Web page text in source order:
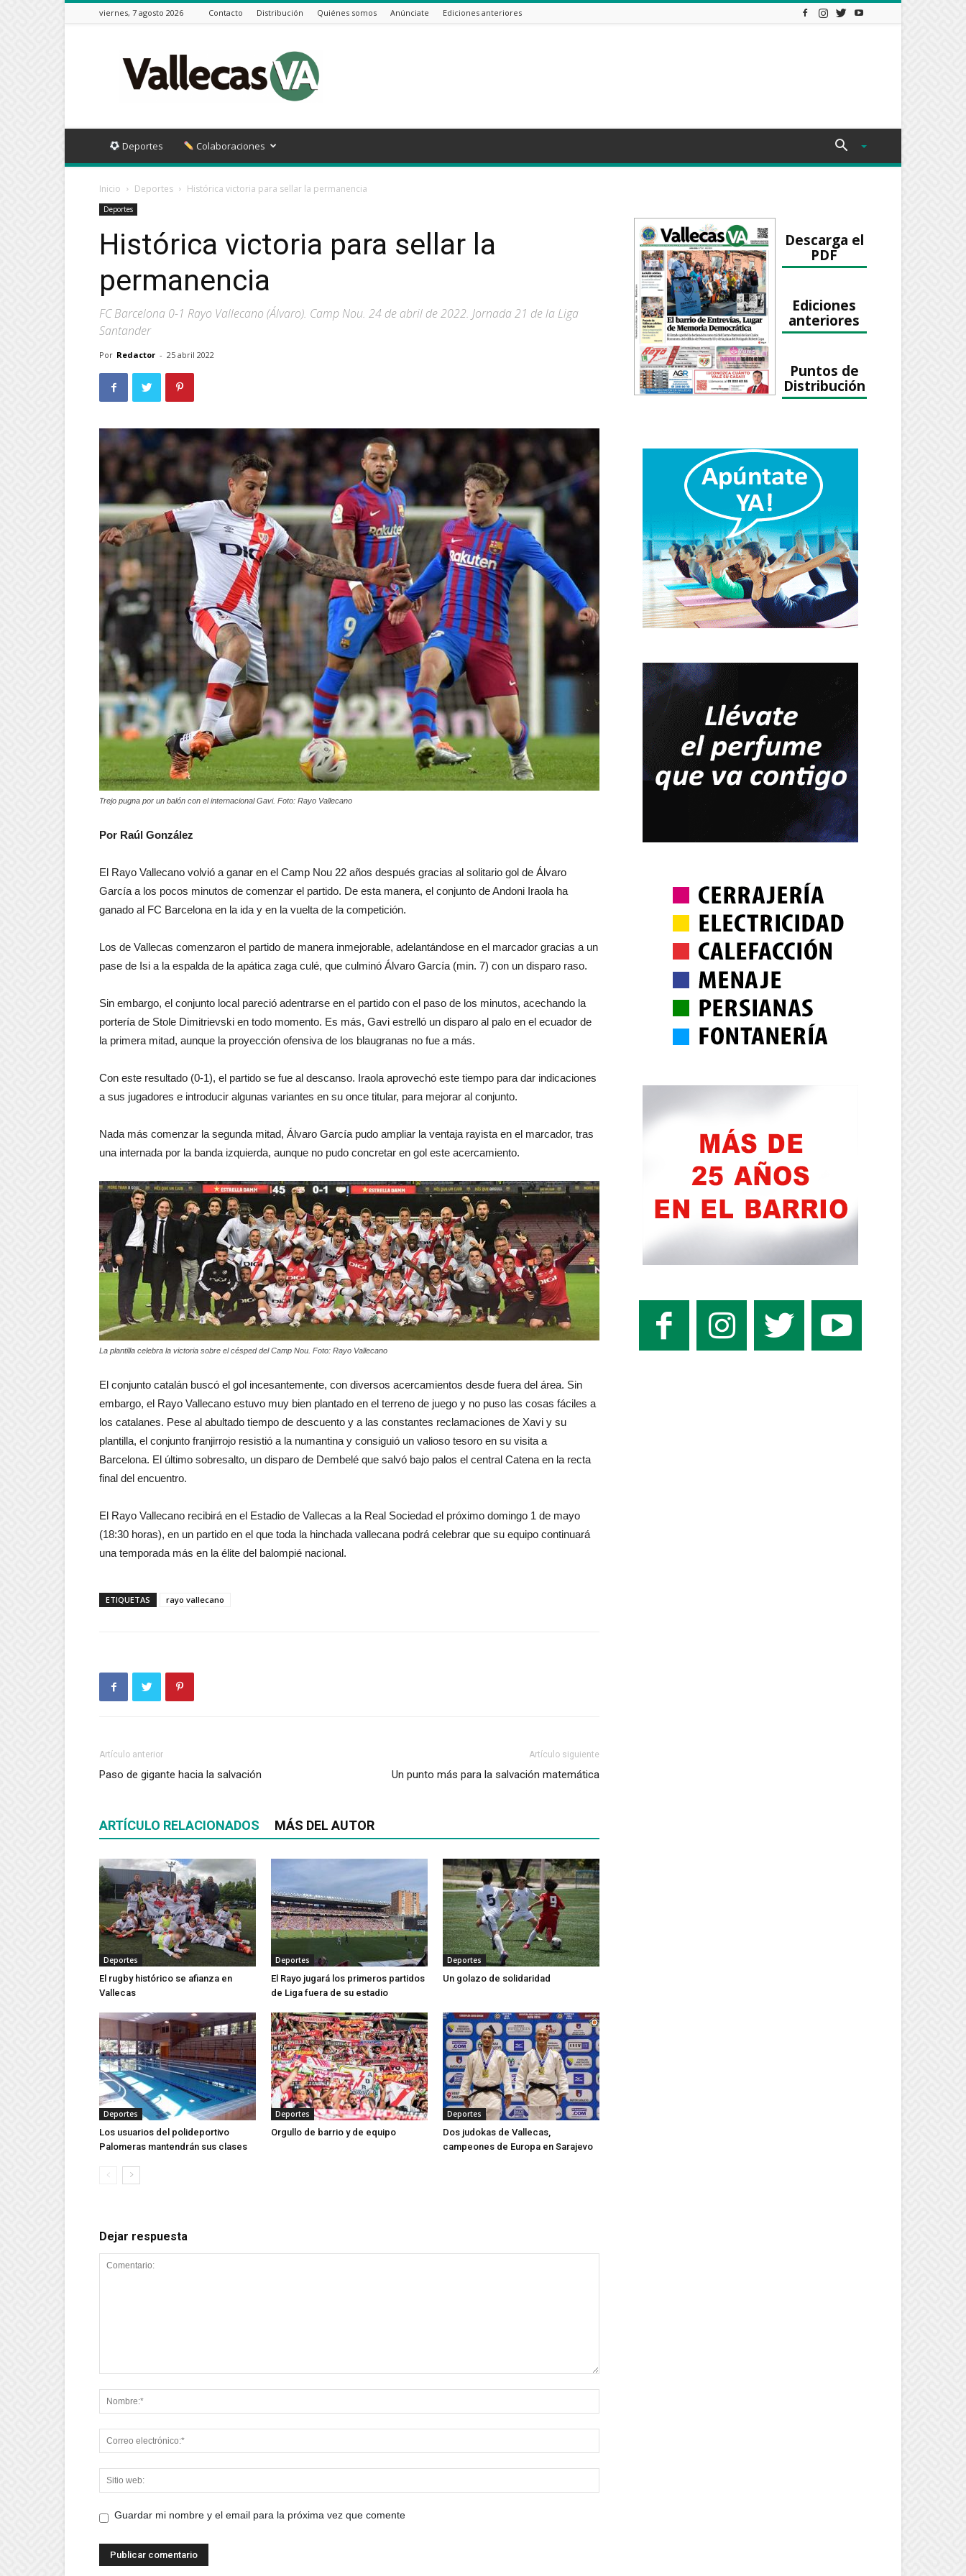
viernes, 7 agosto 2026 Contacto Distribución Quiénes somos Anúnciate Ediciones anteriores
VA
Deportes Colaboraciones
Inicio Deportes Histórica victoria para sellar la permanencia
Deportes
Histórica victoria para sellar la
permanencia
FC Barcelona 0-1 Rayo Vallecano (Álvaro). Camp Nou. 24 de abril de 2022. Jornada 21 de la Liga
Santander
Por Redactor - 25 abril 2022
Trejo pugna por un balón con el internacional Gavi. Foto: Rayo Vallecano
Por Raúl González
El Rayo Vallecano volvió a ganar en el Camp Nou 22 años después gracias al solitario gol de Álvaro
García a los pocos minutos de comenzar el partido. De esta manera, el conjunto de Andoni Iraola ha
ganado al FC Barcelona en la ida y en la vuelta de la competición.
Los de Vallecas comenzaron el partido de manera inmejorable, adelantándose en el marcador gracias a un
pase de Isi a la espalda de la apática zaga culé, que culminó Álvaro García (min. 7) con un disparo raso.
Sin embargo, el conjunto local pareció adentrarse en el partido con el paso de los minutos, acechando la
portería de Stole Dimitrievski en todo momento. Es más, Gavi estrelló un disparo al palo en el ecuador de
la primera mitad, aunque la proyección ofensiva de los blaugranas no fue a más.
Con este resultado (0-1), el partido se fue al descanso. Iraola aprovechó este tiempo para dar indicaciones
a sus jugadores e introducir algunas variantes en su once titular, para mejorar al conjunto.
Nada más comenzar la segunda mitad, Álvaro García pudo ampliar la ventaja rayista en el marcador, tras
una internada por la banda izquierda, aunque no pudo concretar en gol este acercamiento.
La plantilla celebra la victoria sobre el césped del Camp Nou. Foto: Rayo Vallecano
El conjunto catalán buscó el gol incesantemente, con diversos acercamientos desde fuera del área. Sin
embargo, el Rayo Vallecano estuvo muy bien plantado en el terreno de juego y no puso las cosas fáciles a
los catalanes. Pese al abultado tiempo de descuento y a las constantes reclamaciones de Xavi y su
plantilla, el conjunto franjirrojo resistió a la numantina y consiguió un valioso tesoro en su visita a
Barcelona. El último sobresalto, un disparo de Dembelé que salvó bajo palos el central Catena en la recta
final del encuentro.
El Rayo Vallecano recibirá en el Estadio de Vallecas a la Real Sociedad el próximo domingo 1 de mayo
(18:30 horas), en un partido en el que toda la hinchada vallecana podrá celebrar que su equipo continuará
una temporada más en la élite del balompié nacional.
ETIQUETAS rayo vallecano
Artículo anterior
Paso de gigante hacia la salvación
Artículo siguiente
Un punto más para la salvación matemática
ARTÍCULO RELACIONADOS MÁS DEL AUTOR
Deportes
El rugby histórico se afianza en
Vallecas
Deportes
El Rayo jugará los primeros partidos
de Liga fuera de su estadio
Deportes
Un golazo de solidaridad
Deportes
Los usuarios del polideportivo
Palomeras mantendrán sus clases
Deportes
Orgullo de barrio y de equipo
Deportes
Dos judokas de Vallecas,
campeones de Europa en Sarajevo
Dejar respuesta
Guardar mi nombre y el email para la próxima vez que comente
Descarga el
PDF
Ediciones
anteriores
Puntos de
Distribución